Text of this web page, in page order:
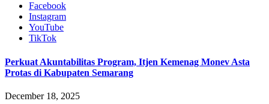
Facebook
Instagram
YouTube
TikTok
Perkuat Akuntabilitas Program, Itjen Kemenag Monev Asta
Protas di Kabupaten Semarang
December 18, 2025